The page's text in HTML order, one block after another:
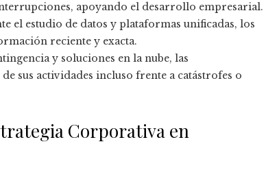
apoyando el desarrollo empresarial.
el estudio de datos y plataformas unificadas, los
reciente y exacta.
y soluciones en la nube, las
sus actividades incluso frente a catástrofes o
Corporativa en